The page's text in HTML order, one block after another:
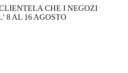
CHE I NEGOZI
8 AL 16 AGOSTO